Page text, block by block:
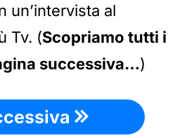
un’intervista al
Tv. (Scopriamo tutti i
successiva…)